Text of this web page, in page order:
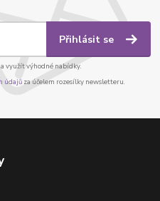
Přihlásit se
využít výhodné nabídky.
údajůza účelem rozesílky newsletteru.